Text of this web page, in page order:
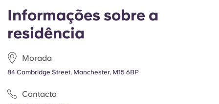
Informações sobre a
residência
Morada
84 Cambridge Street, Manchester, M15 6BP
Contacto